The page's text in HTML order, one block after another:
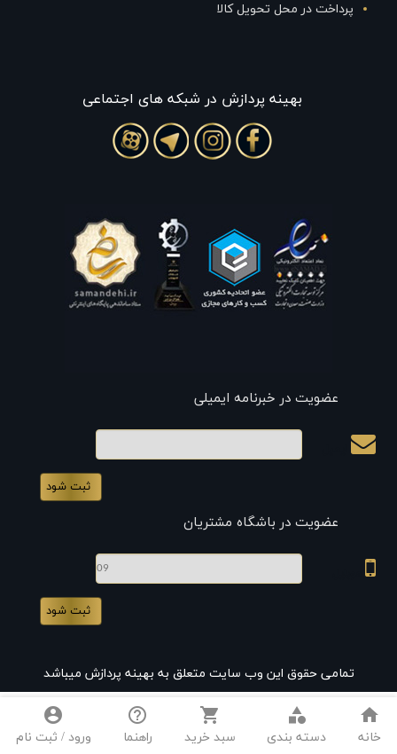
پرداخت در محل تحویل کالا
بهينه پردازش در شبکه های اجتماعی
عضویت در خبرنامه ایمیلی
عضویت در باشگاه مشتریان
تمامی حقوق این وب سایت متعلق به بهینه پردازش میباشد
home
خانه
category
دسته بندی
shopping_cart
سبد خرید
help_outline
راهنما
account_circle
ورود / ثبت نام